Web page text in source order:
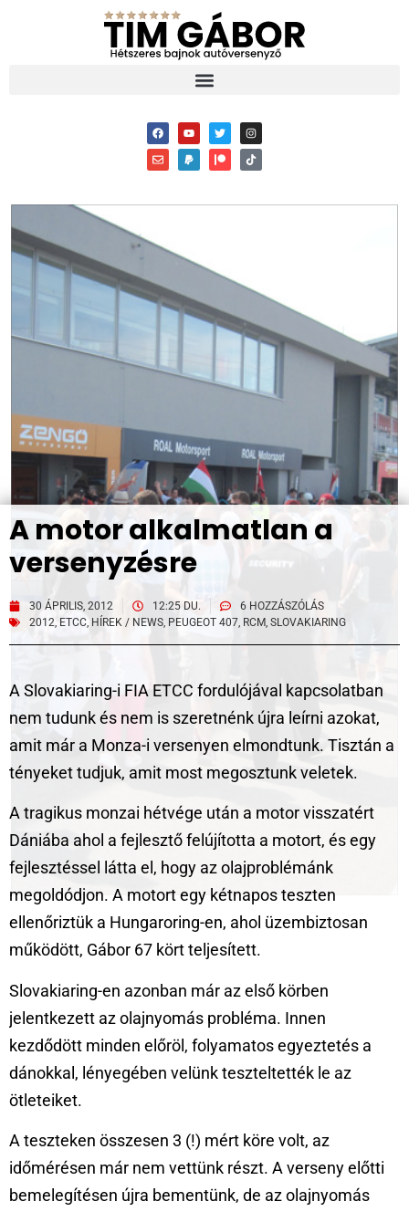
A motor alkalmatlan a
versenyzésre
30 ÁPRILIS, 2012 12:25 DU.
6 HOZZÁSZÓLÁS
2012, ETCC, HÍREK / NEWS, PEUGEOT 407, RCM, SLOVAKIARING
A Slovakiaring-i FIA ETCC fordulójával kapcsolatban
nem tudunk és nem is szeretnénk újra leírni azokat,
amit már a Monza-i versenyen elmondtunk. Tisztán a
tényeket tudjuk, amit most megosztunk veletek.
A tragikus monzai hétvége után a motor visszatért
Dániába ahol a fejlesztő felújította a motort, és egy
fejlesztéssel látta el, hogy az olajproblémánk
megoldódjon. A motort egy kétnapos teszten
ellenőriztük a Hungaroring-en, ahol üzembiztosan
működött, Gábor 67 kört teljesített.
Slovakiaring-en azonban már az első körben
jelentkezett az olajnyomás probléma. Innen
kezdődött minden előröl, folyamatos egyeztetés a
dánokkal, lényegében velünk teszteltették le az
ötleteiket.
A teszteken összesen 3 (!) mért köre volt, az
időmérésen már nem vettünk részt. A verseny előtti
bemelegítésen újra bementünk, de az olajnyomás